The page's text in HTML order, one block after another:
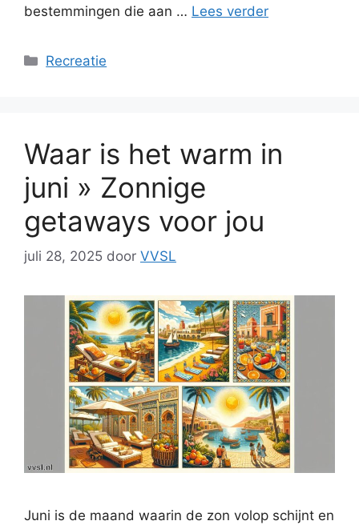
bestemmingen die aan … Lees verder
Categorieën
Recreatie
Waar is het warm in
juni » Zonnige
getaways voor jou
juli 28, 2025 door VVSL
Juni is de maand waarin de zon volop schijnt en